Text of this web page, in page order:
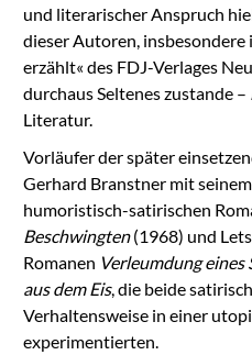
und literarischer Anspruch
dieser Autoren, insbesondere
erzählt« des FDJ-Verlages
durchaus Seltenes zustande –
Literatur.
Vorläufer der später
Gerhard Branstner mit
humoristisch-satirischen
Beschwingten(1968) und
Romanen Verleumdung eines
aus dem Eis, die beide
Verhaltensweise in einer
experimentierten.